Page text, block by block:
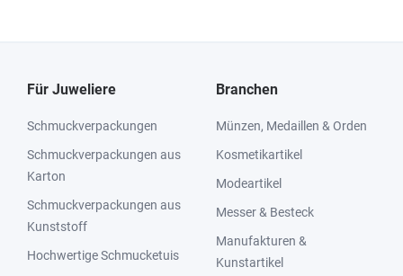
Für Juweliere
Schmuckverpackungen
Schmuckverpackungen aus
Karton
Schmuckverpackungen aus
Kunststoff
Hochwertige Schmucketuis
Branchen
Münzen, Medaillen & Orden
Kosmetikartikel
Modeartikel
Messer & Besteck
Manufakturen &
Kunstartikel